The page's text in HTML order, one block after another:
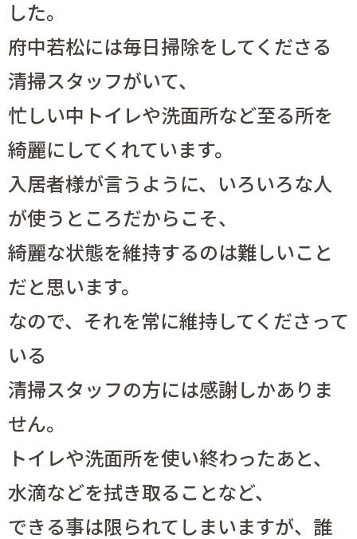
した。
府中若松には毎日掃除をしてくださる
清掃スタッフがいて、
忙しい中トイレや洗面所など至る所を
綺麗にしてくれています。
入居者様が言うように、いろいろな人
が使うところだからこそ、
綺麗な状態を維持するのは難しいこと
だと思います。
なので、 それを常に維持してくださって
いる
清掃スタッフの方には感謝しかありま
せん。
トイレや洗面所を使い終わったあと、
水滴などを拭き取ることなど、
できる事は限られてしまいますが、誰